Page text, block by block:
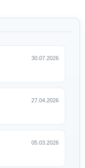
30.07.2026
27.04.2026
05.03.2026